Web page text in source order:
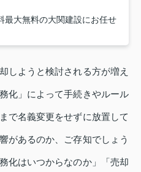
最大無料の大関建設にお任せ
しようと検討される方が増え
化」によって手続きやルール
で名義変更をせずに放置して
があるのか、ご存知でしょう
化はいつからなのか」「売却